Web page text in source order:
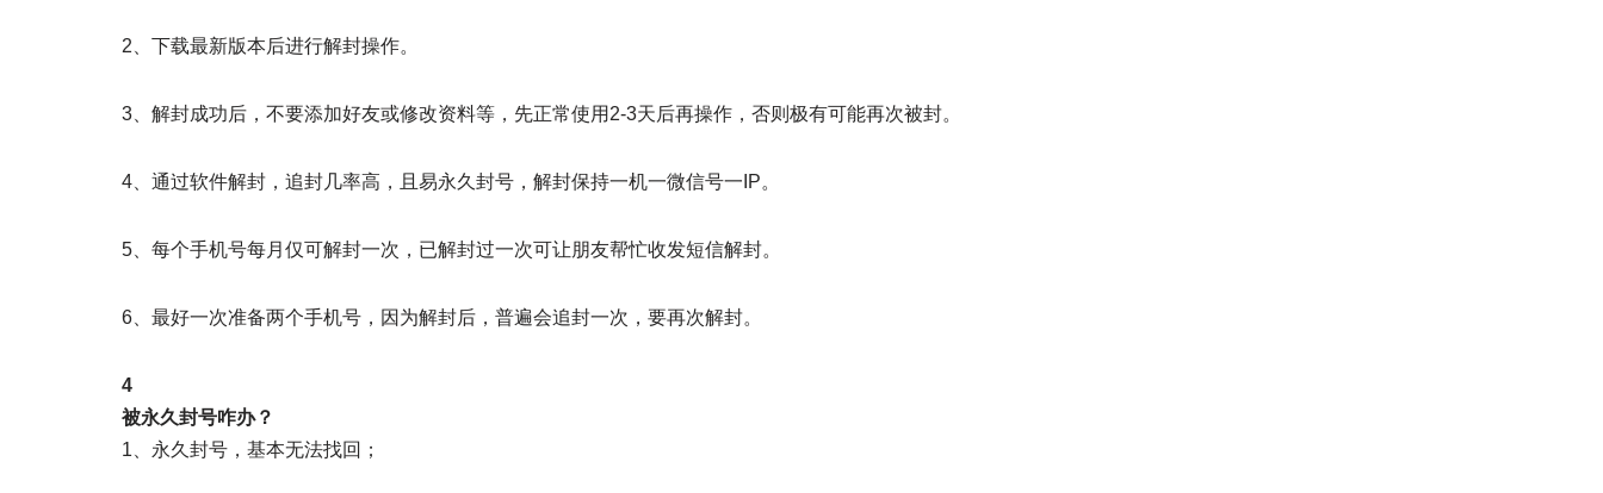
2、下载最新版本后进行解封操作。
3、解封成功后，不要添加好友或修改资料等，先正常使用2-3天后再操作，否则极有可能再次被封。
4、通过软件解封，追封几率高，且易永久封号，解封保持一机一微信号一IP。
5、每个手机号每月仅可解封一次，已解封过一次可让朋友帮忙收发短信解封。
6、最好一次准备两个手机号，因为解封后，普遍会追封一次，要再次解封。
4
被永久封号咋办？
1、永久封号，基本无法找回；